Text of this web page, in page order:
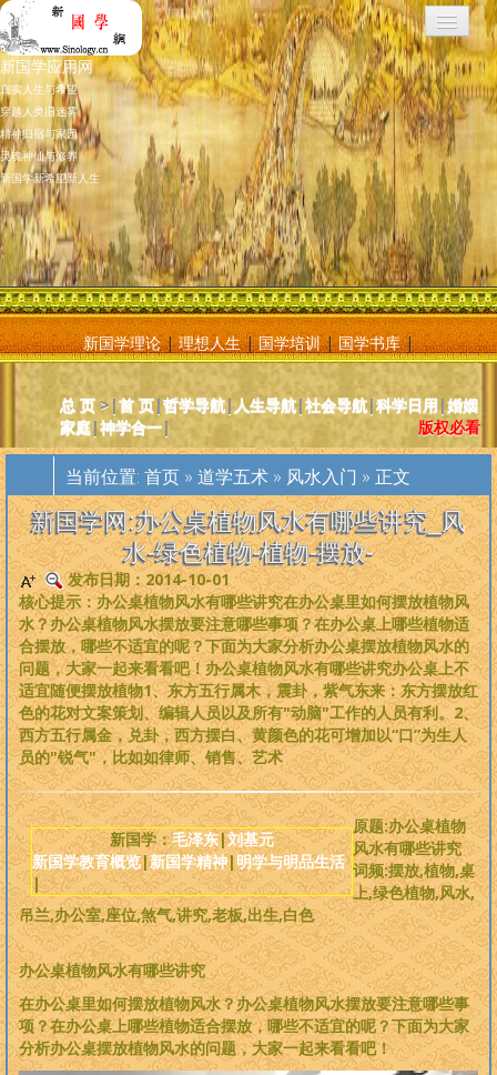
新国学应用网
真实人生与希望
穿越人类旧迷雾
精神归宿与家园
灵魂神仙与修养
新国学新希望新人生
新国学理论|理想人生|国学培训|国学书库|
新国学应用网是将新国学理论付诸应用的地方，新国学理论及其核心
基元学十分庞大复杂，特别是社会学部分和自然科学部分对于大多数
人而言因基础知识不够而难以理解。新国学应用网则将复杂的原理和
逻辑，简化为相对易懂和利于人们日常使用的内容方法。主要分为人
体人生、宗教、神灵、社会常识和科学常识。现在，新国学理论已经
是一个非常完备、深度范畴远超旧国学的系统性理论，来吧，每个人
都可以从中获益。
版权必读
刘基元
新国学理论
婴童教育
人性教育
居住教育
健身医学
基元学网
总 页 >|首 页|哲学导航| 人生导航|社会导航|科学日用 |婚姻
家庭|神学合一| 版权必看
当前位置: 首页 » 道学五术 » 风水入门 » 正文
新国学网:办公桌植物风水有哪些讲究_风
水-绿色植物-植物-摆放-
发布日期：2014-10-01
核心提示：办公桌植物风水有哪些讲究在办公桌里如何摆放植物风
水？办公桌植物风水摆放要注意哪些事项？在办公桌上哪些植物适
合摆放，哪些不适宜的呢？下面为大家分析办公桌摆放植物风水的
问题，大家一起来看看吧！办公桌植物风水有哪些讲究办公桌上不
适宜随便摆放植物1、东方五行属木，震卦，紫气东来：东方摆放红
色的花对文案策划、编辑人员以及所有"动脑"工作的人员有利。2、
西方五行属金，兑卦，西方摆白、黄颜色的花可增加以“口”为生人
员的"锐气"，比如如律师、销售、艺术
新国学：毛泽东|刘基元
新国学教育概览|新国学精神|明学与明品生活
|
原题:办公桌植物
风水有哪些讲究
词频:摆放,植物,桌
上,绿色植物,风水,
吊兰,办公室,座位,煞气,讲究,老板,出生,白色
办公桌植物风水有哪些讲究
在办公桌里如何摆放植物风水？办公桌植物风水摆放要注意哪些事
项？在办公桌上哪些植物适合摆放，哪些不适宜的呢？下面为大家
分析办公桌摆放植物风水的问题，大家一起来看看吧！